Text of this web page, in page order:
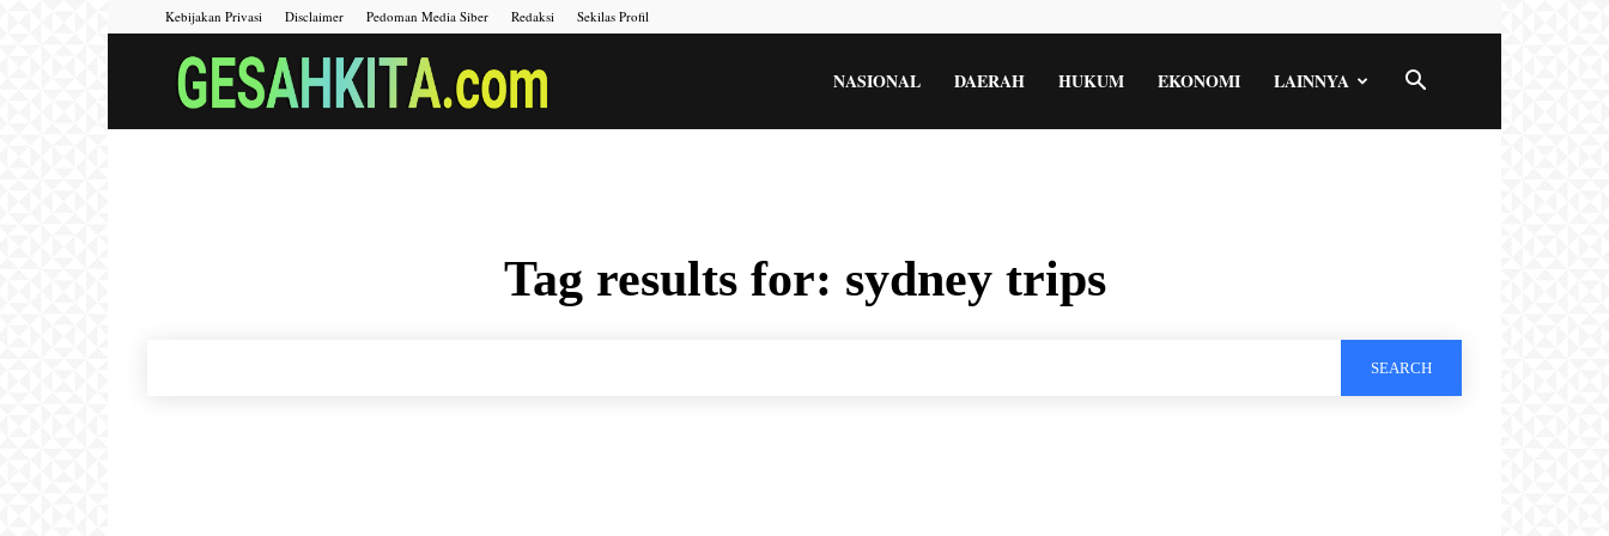
Kebijakan Privasi Disclaimer Pedoman Media Siber Redaksi Sekilas Profil
Menara
NASIONAL DAERAH HUKUM EKONOMI LAINNYA
Tag results for: sydney trips
SEARCH